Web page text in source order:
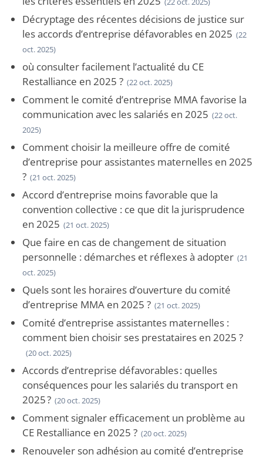
Décryptage des récentes décisions de justice sur
les accords d’entreprise défavorables en 2025 (22
oct. 2025)
où consulter facilement l’actualité du CE
Restalliance en 2025 ? (22 oct. 2025)
Comment le comité d’entreprise MMA favorise la
communication avec les salariés en 2025 (22 oct.
2025)
Comment choisir la meilleure offre de comité
d’entreprise pour assistantes maternelles en 2025
? (21 oct. 2025)
Accord d’entreprise moins favorable que la
convention collective : ce que dit la jurisprudence
en 2025 (21 oct. 2025)
Que faire en cas de changement de situation
personnelle : démarches et réflexes à adopter (21
oct. 2025)
Quels sont les horaires d’ouverture du comité
d’entreprise MMA en 2025 ? (21 oct. 2025)
Comité d’entreprise assistantes maternelles :
comment bien choisir ses prestataires en 2025 ?
(20 oct. 2025)
Accords d’entreprise défavorables : quelles
conséquences pour les salariés du transport en
2025 ? (20 oct. 2025)
Comment signaler efficacement un problème au
CE Restalliance en 2025 ? (20 oct. 2025)
Renouveler son adhésion au comité d’entreprise